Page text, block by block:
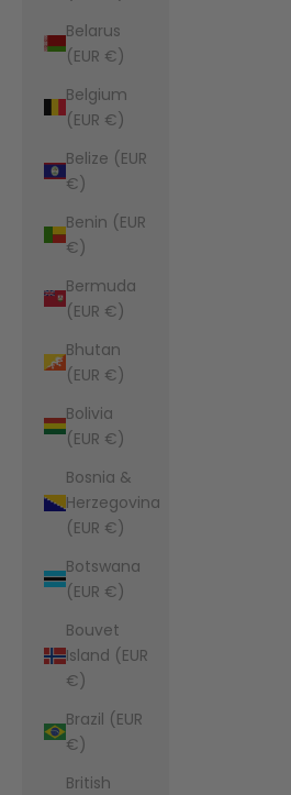
Belarus
(EUR €)
Belgium
(EUR €)
Belize (EUR
€)
Benin (EUR
€)
Bermuda
(EUR €)
Bhutan
(EUR €)
Bolivia
(EUR €)
Bosnia &
Herzegovina
(EUR €)
Botswana
(EUR €)
Bouvet
Island (EUR
€)
Brazil (EUR
€)
British